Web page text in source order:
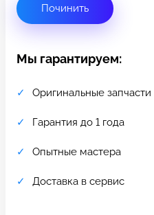
Починить
Мы гарантируем:
Оригинальные запчасти
Гарантия до 1 года
Опытные мастера
Доставка в сервис